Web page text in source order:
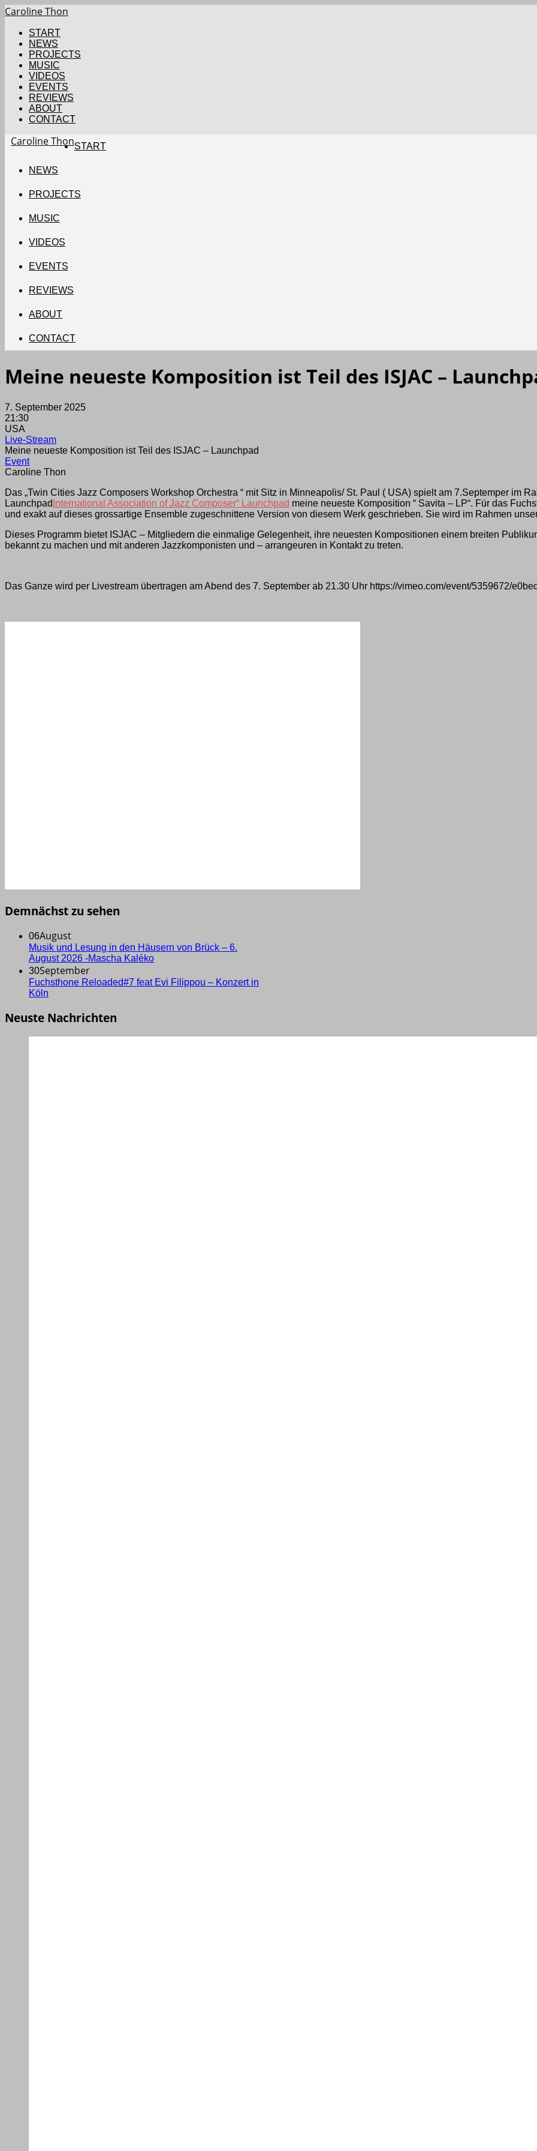
Caroline Thon
START
NEWS
PROJECTS
MUSIC
VIDEOS
EVENTS
REVIEWS
ABOUT
CONTACT
Caroline ThonSTART
NEWS
PROJECTS
MUSIC
VIDEOS
EVENTS
REVIEWS
ABOUT
CONTACT
Meine neueste Komposition ist Teil des ISJAC –
7. September 2025
21:30
USA
Live-Stream
Meine neueste Komposition ist Teil des ISJAC – Launchpad
Event
Caroline Thon
Das „Twin Cities Jazz Composers Workshop Orchestra “ mit Sitz in Minneapolis/ St. Paul ( USA) spielt am 7.Septemper im
Launchpad International Association of Jazz Composer“ Launchpad meine neueste Komposition “ Savita – LP“. Für das
und exakt auf dieses grossartige Ensemble zugeschnittene Version von diesem Werk geschrieben. Sie wird im Rahmen
Dieses Programm bietet ISJAC – Mitgliedern die einmalige Gelegenheit, ihre neuesten Kompositionen einem breiten
bekannt zu machen und mit anderen Jazzkomponisten und – arrangeuren in Kontakt zu treten.
Das Ganze wird per Livestream übertragen am Abend des 7. September ab 21.30 Uhr https://vimeo.com/event/5359672/
Demnächst zu sehen
06August
Musik und Lesung in den Häusern von Brück – 6.
August 2026 -Mascha Kaléko
30September
Fuchsthone Reloaded#7 feat Evi Filippou – Konzert in
Köln
Neuste Nachrichten